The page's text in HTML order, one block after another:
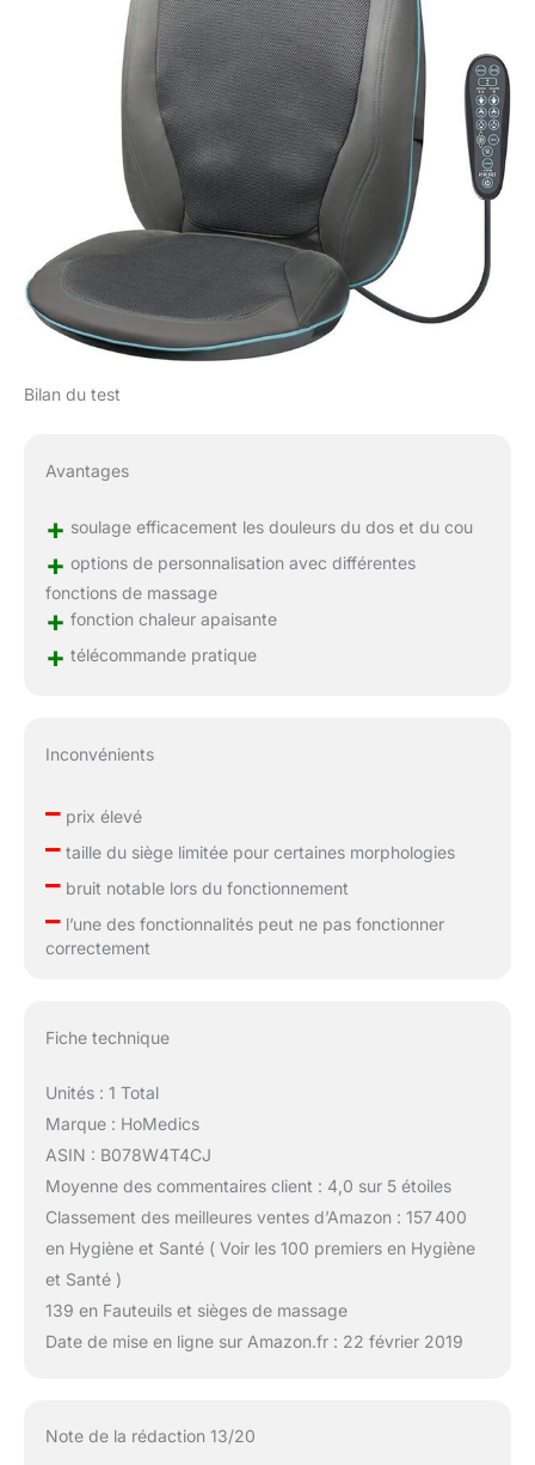
Bilan du test
Avantages
+ soulage efficacement les douleurs du dos et du cou
+ options de personnalisation avec différentes
fonctions de massage
+ fonction chaleur apaisante
+ télécommande pratique
Inconvénients
–prix élevé
–taille du siège limitée pour certaines morphologies
–bruit notable lors du fonctionnement
–l’une des fonctionnalités peut ne pas fonctionner
correctement
Fiche technique
Unités : 1 Total
Marque : HoMedics
ASIN : B078W4T4CJ
Moyenne des commentaires client : 4,0 sur 5 étoiles
Classement des meilleures ventes d’Amazon : 157 400
en Hygiène et Santé ( Voir les 100 premiers en Hygiène
et Santé )
139 en Fauteuils et sièges de massage
Date de mise en ligne sur Amazon.fr : 22 février 2019
Note de la rédaction 13/20